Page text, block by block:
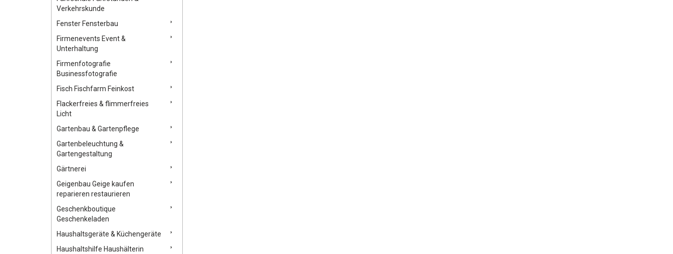
Verkehrskunde
Fenster Fensterbau
Firmenevents Event &
Unterhaltung
Firmenfotografie
Businessfotografie
Fisch Fischfarm Feinkost
Flackerfreies & flimmerfreies
Licht
Gartenbau & Gartenpflege
Gartenbeleuchtung &
Gartengestaltung
Gärtnerei
Geigenbau Geige kaufen
reparieren restaurieren
Geschenkboutique
Geschenkeladen
Haushaltsgeräte & Küchengeräte
Haushaltshilfe Haushälterin